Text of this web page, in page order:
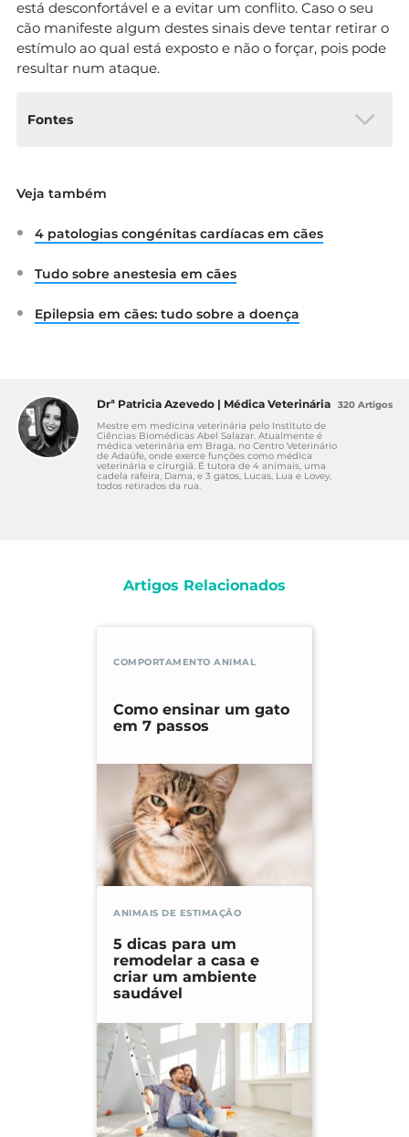
está desconfortável e a evitar um conflito. Caso o seu
cão manifeste algum destes sinais deve tentar retirar o
estímulo ao qual está exposto e não o forçar, pois pode
resultar num ataque.
Fontes
Basics”. Disponível em:
amvet/2018/february2018/canine-body-
Veja também
4 patologias congénitas cardíacas em cães
Tudo sobre anestesia em cães
Epilepsia em cães: tudo sobre a doença
Drª Patricia Azevedo | Médica Veterinária
Mestre em medicina veterinária pelo Instituto de
Ciências Biomédicas Abel Salazar. Atualmente é
médica veterinária em Braga, no Centro Veterinário
de Adaúfe, onde exerce funções como médica
veterinária e cirurgiã. É tutora de 4 animais, uma
cadela rafeira, Dama, e 3 gatos, Lucas, Lua e Lovey,
todos retirados da rua.
320 Artigos
Artigos Relacionados
COMPORTAMENTO ANIMAL
Como ensinar um gato
em 7 passos
ANIMAIS DE ESTIMAÇÃO
5 dicas para um
remodelar a casa e
criar um ambiente
saudável